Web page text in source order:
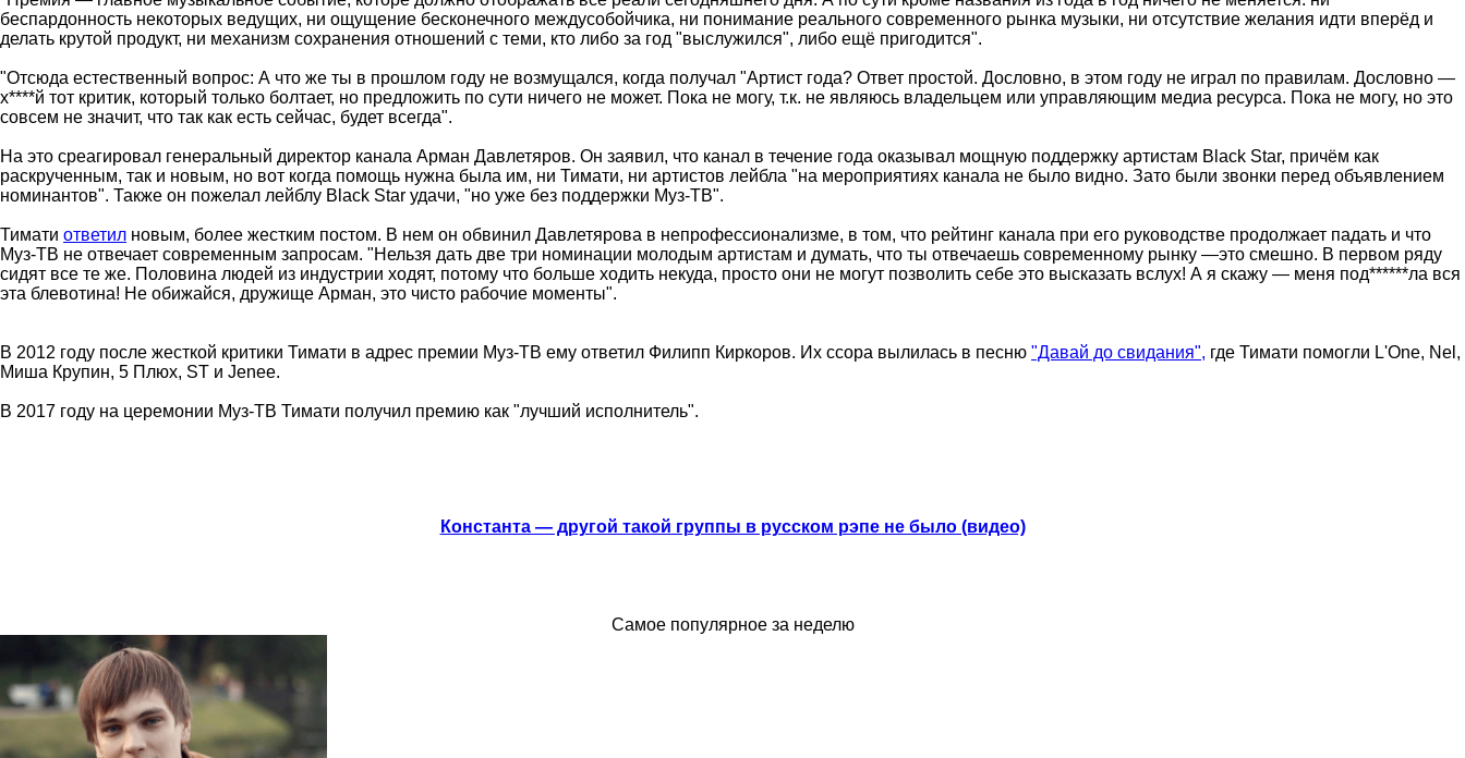
беспардонность некоторых ведущих, ни ощущение бесконечного междусобойчика, ни понимание реального современного рынка музыки, ни отсутствие желания идти вперёд и
делать крутой продукт, ни механизм сохранения отношений с теми, кто либо за год "выслужился", либо ещё пригодится".
"Отсюда естественный вопрос: А что же ты в прошлом году не возмущался, когда получал "Артист года? Ответ простой. Дословно, в этом году не играл по правилам. Дословно —
х****й тот критик, который только болтает, но предложить по сути ничего не может. Пока не могу, т.к. не являюсь владельцем или управляющим медиа ресурса. Пока не могу, но это
совсем не значит, что так как есть сейчас, будет всегда".
На это среагировал генеральный директор канала Арман Давлетяров. Он заявил, что канал в течение года оказывал мощную поддержку артистам Black Star, причём как
раскрученным, так и новым, но вот когда помощь нужна была им, ни Тимати, ни артистов лейбла "на мероприятиях канала не было видно. Зато были звонки перед объявлением
номинантов". Также он пожелал лейблу Black Star удачи, "но уже без поддержки Муз-ТВ".
Тимати ответил новым, более жестким постом. В нем он обвинил Давлетярова в непрофессионализме, в том, что рейтинг канала при его руководстве продолжает падать и что
Муз-ТВ не отвечает современным запросам. "Нельзя дать две три номинации молодым артистам и думать, что ты отвечаешь современному рынку —это смешно. В первом ряду
сидят все те же. Половина людей из индустрии ходят, потому что больше ходить некуда, просто они не могут позволить себе это высказать вслух! А я скажу — меня под******ла вся
эта блевотина! Не обижайся, дружище Арман, это чисто рабочие моменты".
В 2012 году после жесткой критики Тимати в адрес премии Муз-ТВ ему ответил Филипп Киркоров. Их ссора вылилась в песню "Давай до свидания", где Тимати помогли L'One, Nel,
Миша Крупин, 5 Плюх, ST и Jenee.
В 2017 году на церемонии Муз-ТВ Тимати получил премию как "лучший исполнитель".
Константа — другой такой группы в русском рэпе не было (видео)
Самое популярное за неделю